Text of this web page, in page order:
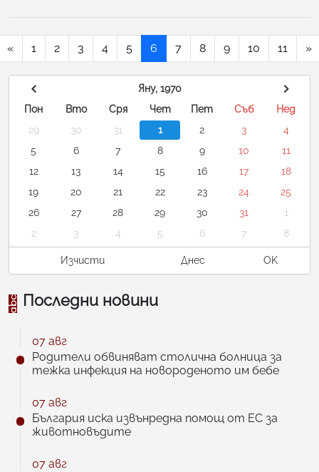
« 1 2 3 4 5 6 7 8 9 10 11 »
Яну, 1970
Пон
Вто Сря Чет Пет Съб
Нед
29
30 31 1 2 3
4
5
6 7 8 9 10
11
12
13 14 15 16 17
18
19
20 21 22 23 24
25
26
27 28 29 30 31
1
2
3 4 5 6 7 8
Изчисти Днес OK
Последни новини
07 авг
Родители обвиняват столична болница за
тежка инфекция на новороденото им бебе
07 авг
България иска извънредна помощ от ЕС за
животновъдите
07 авг